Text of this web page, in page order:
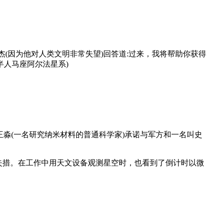
因为他对人类文明非常失望)回答道:过来，我将帮助你获得
人马座阿尔法星系)
(一名研究纳米材料的普通科学家)承诺与军方和一名叫史
。在工作中用天文设备观测星空时，也看到了倒计时以微